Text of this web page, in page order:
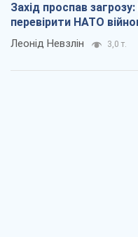
Захід проспав
перевірити НАТО
Леонід Невзлін 3,0 т.